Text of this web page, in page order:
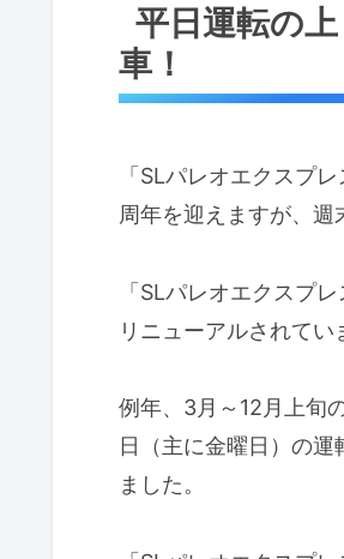
平日運転の
車！
「SLパレオエクスプ
周年を迎えますが、
「SLパレオエクスプ
リニューアルされて
例年、3月～12月上旬
日（主に金曜日）の
ました。